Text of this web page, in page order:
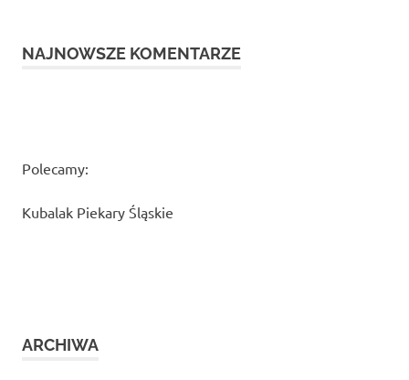
NAJNOWSZE KOMENTARZE
Polecamy:
Kubalak Piekary Śląskie
ARCHIWA